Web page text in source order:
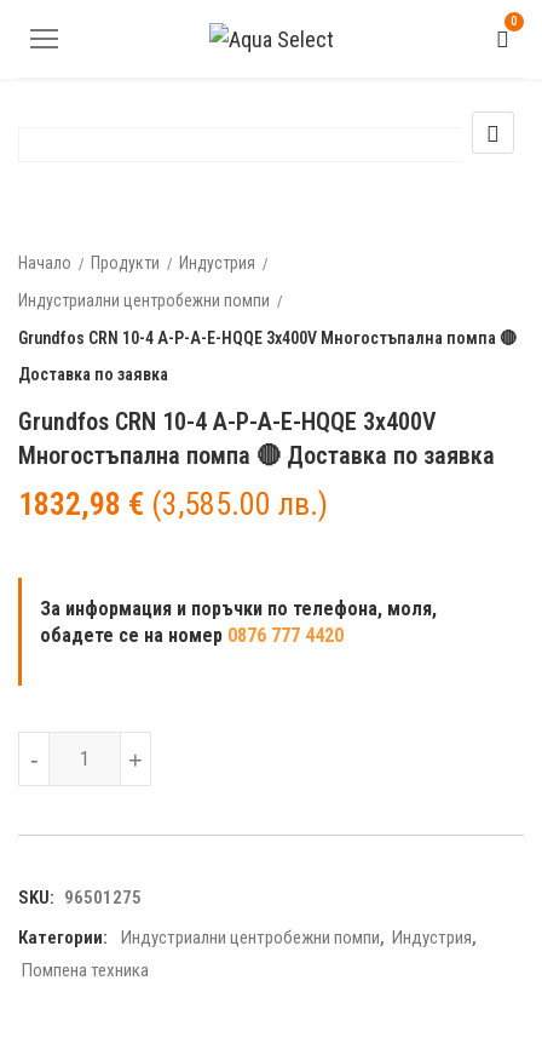
0
Начало Продукти
Индустрия
Индустриални центробежни помпи
Grundfos CRN 10-4 A-P-A-E-HQQE 3x400V Многостъпална помпа 🔴
Доставка по заявка
Grundfos CRN 10-4 A-P-A-E-HQQE 3x400V
Многостъпална помпа 🔴 Доставка по заявка
1832,98 € (3,585.00 лв.)
За информация и поръчки по телефона, моля,
обадете се на номер 0876 777 4420
Grundfos CRN 10-4 A-P-A-E-HQQE 3x400V
+
-
SKU: 96501275
Категории:
Индустриални центробежни помпи, Индустрия,
Помпена техника